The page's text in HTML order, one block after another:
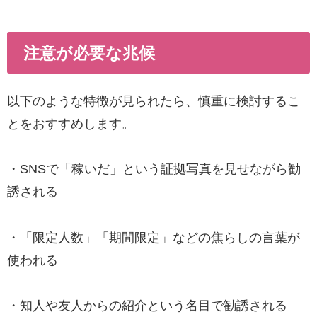
注意が必要な兆候
以下のような特徴が見られたら、慎重に検討するこ
とをおすすめします。
・SNSで「稼いだ」という証拠写真を見せながら勧
誘される
・「限定人数」「期間限定」などの焦らしの言葉が
使われる
・知人や友人からの紹介という名目で勧誘される